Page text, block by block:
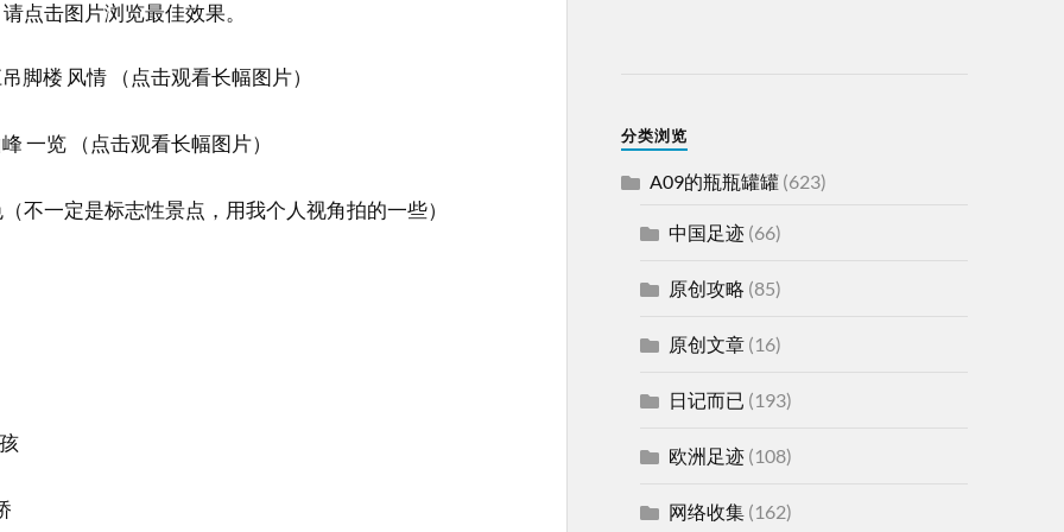
点击图片浏览最佳效果。
脚楼 风情 （点击观看长幅图片）
一览 （点击观看长幅图片）
不一定是标志性景点，用我个人视角拍的一些）
分类浏览
A09的瓶瓶罐罐(623)
中国足迹(66)
原创攻略 (85)
原创文章(16)
日记而已 (193)
欧洲足迹(108)
网络收集(162)